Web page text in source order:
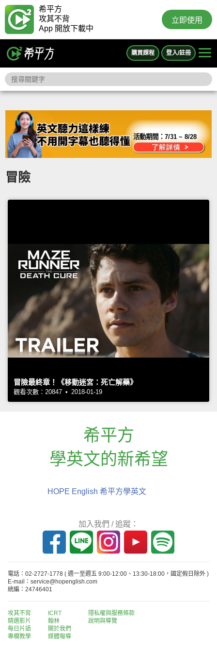
希平方
攻其不背
App 開放下載中
立即使用
購買課程 登入/註冊
活動期間：7/31 ~ 8/28
冒險
冒險最終章！《移動迷宮：死亡解藥》
觀看次數：20847 • 2018-01-19
希平方
學英文的新希望
HOPE English 希平方學英文
加入我們 / 追蹤：
電話：02-2727-1778 ( 週一至週五 9:00-12:00、13:30-18:00，國定假日除外 )
E-mail：service@hopenglish.com
統編：24746401
攻其不背
精選影片
每日片語
專欄教學
ICRT
翰林
關於我們
媒體報導
隱私權與服務條款
說明與導覽